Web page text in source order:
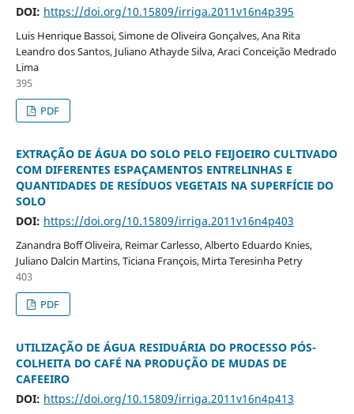
DOI: https://doi.org/10.15809/irriga.2011v16n4p395
Luis Henrique Bassoi, Simone de Oliveira Gonçalves, Ana Rita
Leandro dos Santos, Juliano Athayde Silva, Araci Conceição Medrado
Lima
395
PDF
EXTRAÇÃO DE ÁGUA DO SOLO PELO FEIJOEIRO CULTIVADO
COM DIFERENTES ESPAÇAMENTOS ENTRELINHAS E
QUANTIDADES DE RESÍDUOS VEGETAIS NA SUPERFÍCIE DO
SOLO
DOI: https://doi.org/10.15809/irriga.2011v16n4p403
Zanandra Boff Oliveira, Reimar Carlesso, Alberto Eduardo Knies,
Juliano Dalcin Martins, Ticiana François, Mirta Teresinha Petry
403
PDF
UTILIZAÇÃO DE ÁGUA RESIDUÁRIA DO PROCESSO PÓS-
COLHEITA DO CAFÉ NA PRODUÇÃO DE MUDAS DE
CAFEEIRO
DOI: https://doi.org/10.15809/irriga.2011v16n4p413